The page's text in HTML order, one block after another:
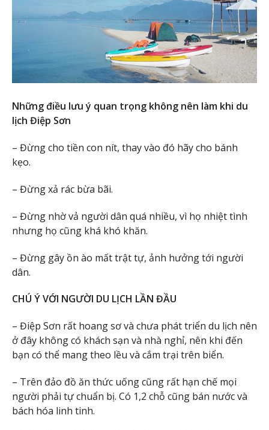
Những điều lưu ý quan trọng không nên làm khi du
lịch Điệp Sơn
– Đừng cho tiền con nít, thay vào đó hãy cho bánh
kẹo.
– Đừng xả rác bừa bãi.
– Đừng nhờ vả người dân quá nhiều, vì họ nhiệt tình
nhưng họ cũng khá khó khăn.
– Đừng gây ồn ào mất trật tự, ảnh hưởng tới người
dân.
CHÚ Ý VỚI NGƯỜI DU LỊCH LẦN ĐẦU
– Điệp Sơn rất hoang sơ và chưa phát triển du lịch nên
ở đây không có khách sạn và nhà nghỉ, nên khi đến
bạn có thể mang theo lều và cắm trại trên biển.
– Trên đảo đồ ăn thức uống cũng rất hạn chế mọi
người phải tự chuẩn bị. Có 1,2 chỗ cũng bán nước và
bách hóa linh tinh.